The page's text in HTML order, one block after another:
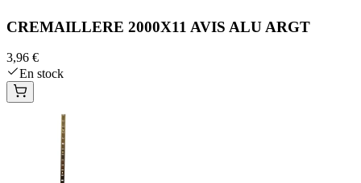
CREMAILLERE 2000X11 AVIS ALU ARGT
3,96 €
En stock